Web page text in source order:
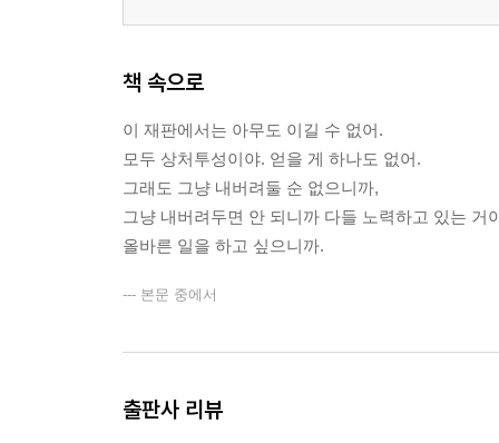
책 속으로
이 재판에서는 아무도 이길 수 없어.
모두 상처투성이야. 얻을 게 하나도 없어.
그래도 그냥 내버려둘 순 없으니까,
그냥 내버려두면 안 되니까 다들 노력하고 있는 거
올바른 일을 하고 싶으니까.
--- 본문 중에서
출판사 리뷰